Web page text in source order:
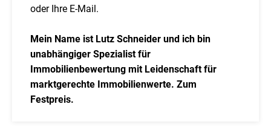
oder Ihre E-Mail.
Mein Name ist Lutz Schneider und ich bin
unabhängiger Spezialist für
Immobilienbewertung mit Leidenschaft für
marktgerechte Immobilienwerte. Zum
Festpreis.